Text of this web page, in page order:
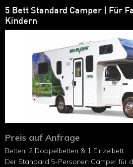
5 Bett Standard Camper | Für
Kindern
Preis auf Anfrage
Betten: 2 Doppelbetten & 1 Einzelbett
Der Standard 5-Personen Camper für